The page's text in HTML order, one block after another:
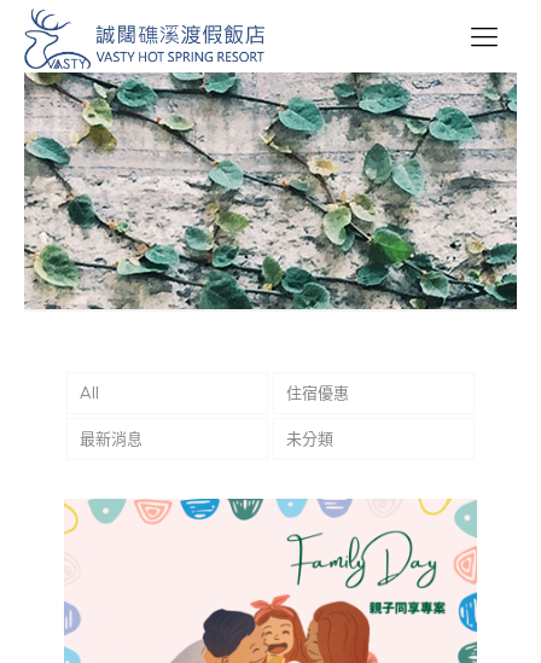
住宿優惠
All 住宿優惠
最新消息 未分類